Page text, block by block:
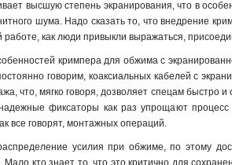
высшую степень экранирования, что в
шума. Надо сказать то, что внедрение
работе, как люди привыкли выражаться,
кримпера для обжима с
говорим, коаксиальных кабелей с
что, мягко говоря, дозволяет спецам быстро
фиксаторы как раз упрощают
все говорят, монтажных операций.
усилия при обжиме, по этому
Мало кто знает то, что это критично для